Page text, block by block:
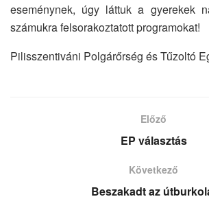
eseménynek, úgy láttuk a gyerekek
számukra felsorakoztatott programokat!
Pilisszentiváni Polgárőrség és Tűzoltó
Előző
EP választás
Következő
Beszakadt az